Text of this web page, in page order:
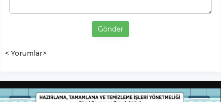
Gönder
< Yorumlar>